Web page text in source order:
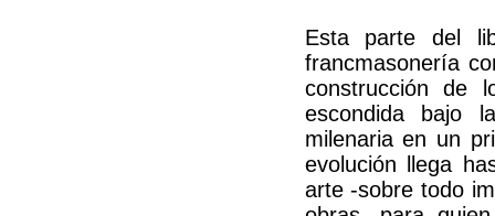
Esta parte del
francmasonería
construcción de
escondida bajo
milenaria en un
evolución llega
arte -sobre todo